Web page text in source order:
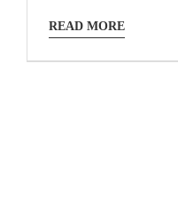
READ MORE